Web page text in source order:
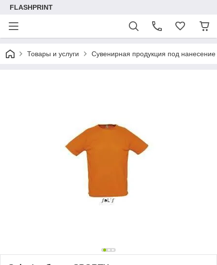
FLASHPRINT
Товары и услуги Сувенирная продукция под нанесение